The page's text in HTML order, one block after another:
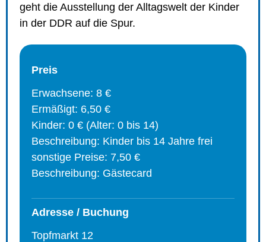
geht die Ausstellung der Alltagswelt der Kinder
in der DDR auf die Spur.
Preis
Erwachsene: 8 €
Ermäßigt: 6,50 €
Kinder: 0 € (Alter: 0 bis 14)
Beschreibung: Kinder bis 14 Jahre frei
sonstige Preise: 7,50 €
Beschreibung: Gästecard
Adresse / Buchung
Topfmarkt 12